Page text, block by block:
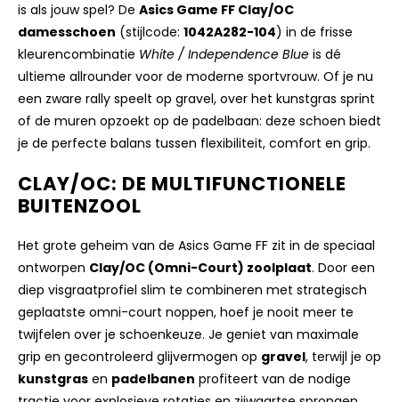
is als jouw spel? De Asics Game FF Clay/OC
damesschoen (stijlcode: 1042A282-104) in de frisse
kleurencombinatie White / Independence Blue is dé
ultieme allrounder voor de moderne sportvrouw. Of je nu
een zware rally speelt op gravel, over het kunstgras sprint
of de muren opzoekt op de padelbaan: deze schoen biedt
je de perfecte balans tussen flexibiliteit, comfort en grip.
CLAY/OC: DE MULTIFUNCTIONELE
BUITENZOOL
Het grote geheim van de Asics Game FF zit in de speciaal
ontworpen Clay/OC (Omni-Court) zoolplaat. Door een
diep visgraatprofiel slim te combineren met strategisch
geplaatste omni-court noppen, hoef je nooit meer te
twijfelen over je schoenkeuze. Je geniet van maximale
grip en gecontroleerd glijvermogen op gravel, terwijl je op
kunstgras en padelbanen profiteert van de nodige